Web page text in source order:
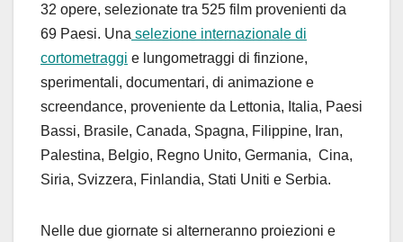
32 opere, selezionate tra 525 film provenienti da
69 Paesi. Una selezione internazionale di
cortometraggi e lungometraggi di finzione,
sperimentali, documentari, di animazione e
screendance, proveniente da Lettonia, Italia, Paesi
Bassi, Brasile, Canada, Spagna, Filippine, Iran,
Palestina, Belgio, Regno Unito, Germania, Cina,
Siria, Svizzera, Finlandia, Stati Uniti e Serbia.
Nelle due giornate si alterneranno proiezioni e